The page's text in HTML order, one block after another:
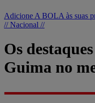
Adicione A BOLA às suas
// Nacional //
Os
Guima no